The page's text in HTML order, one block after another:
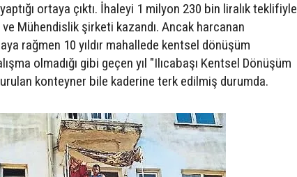
ortaya çıktı. İhaleyi 1 milyon 230 bin liralık teklifiyle
Mühendislik şirketi kazandı. Ancak harcanan
rağmen 10 yıldır mahallede kentsel dönüşüm
olmadığı gibi geçen yıl "Ilıcabaşı Kentsel Dönüşüm
konteyner bile kaderine terk edilmiş durumda.